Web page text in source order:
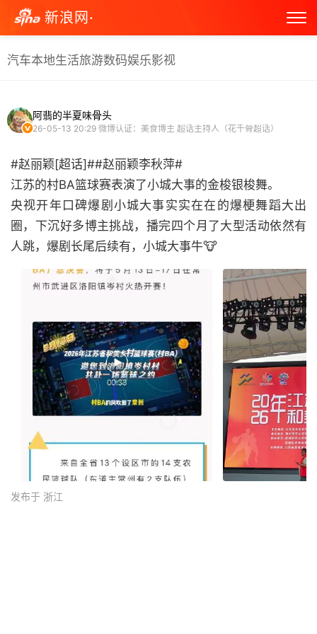
新浪网·
汽车本地生活旅游数码娱乐影视
阿翡的半夏味骨头
26-05-13 20:29 微博认证：美食博主 超话主持人（花千骨超话）
#赵丽颖[超话]##赵丽颖李秋萍#
江苏的村BA篮球赛表演了小城大事的金梭银梭舞。
央视开年口碑爆剧小城大事实实在在的爆梗舞蹈大出
圈，下沉好多博主挑战，播完四个月了大型活动依然有
人跳，爆剧长尾后续有，小城大事牛🐮 ​
发布于 浙江